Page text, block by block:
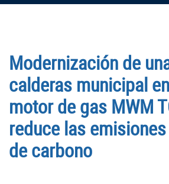
Modernización de
calderas municipal
motor de gas MWM
reduce las
de carbono